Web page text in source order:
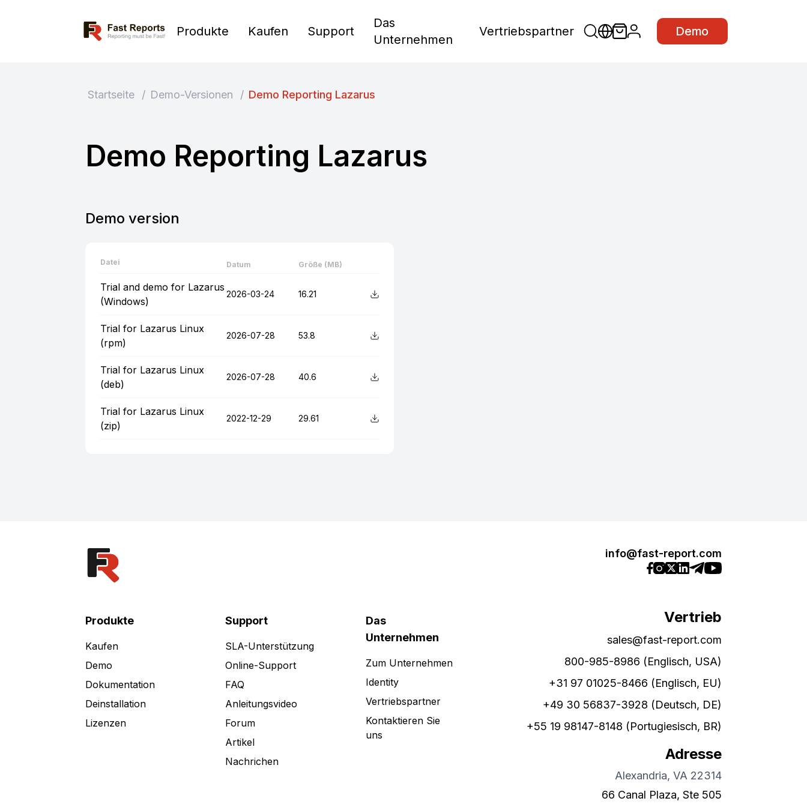
Fast Reports Produkte Kaufen Support
Das
Unternehmen
Vertriebspartner Demo
Startseite / Demo-Versionen / Demo Reporting Lazarus
Demo Reporting Lazarus
Demo version
Datei Datum Größe (MB)
Trial and demo for Lazarus
(Windows)
2026-03-24 16.21
Trial for Lazarus Linux
(rpm)
2026-07-28 53.8
Trial for Lazarus Linux
(deb)
2026-07-28 40.6
Trial for Lazarus Linux
(zip)
2022-12-29 29.61
info@fast-report.com
Vertrieb
sales@fast-report.com
800-985-8986 (Englisch, USA)
+31 97 01025-8466 (Englisch, EU)
+49 30 56837-3928 (Deutsch, DE)
+55 19 98147-8148 (Portugiesisch, BR)
Adresse
Alexandria, VA 22314
66 Canal Plaza, Ste 505
Produkte
Kaufen
Demo
Dokumentation
Deinstallation
Lizenzen
Support
SLA-Unterstützung
Online-Support
FAQ
Anleitungsvideo
Forum
Artikel
Nachrichen
Das
Unternehmen
Zum Unternehmen
Identity
Vertriebspartner
Kontaktieren Sie
uns